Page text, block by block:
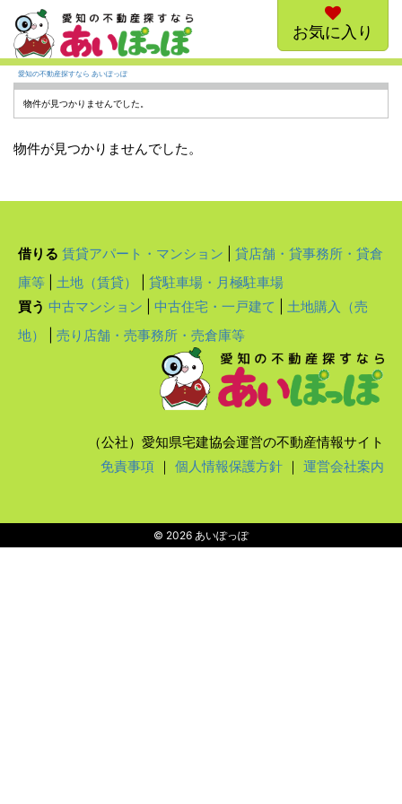
お気に入り
愛知の不動産探すなら あいぽっぽ
物件が見つかりませんでした。
物件が見つかりませんでした。
借りる 賃貸アパート・マンション
貸店舗・貸事務所・貸倉
庫等
土地（賃貸）
貸駐車場・月極駐車場
買う 中古マンション 中古住宅・一戸建て
土地購入（売
地）
売り店舗・売事務所・売倉庫等
（公社）愛知県宅建協会運営の不動産情報サイト
免責事項 ｜ 個人情報保護方針 ｜ 運営会社案内
© 2026 あいぽっぽ